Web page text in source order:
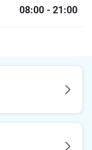
08:00 - 21:00